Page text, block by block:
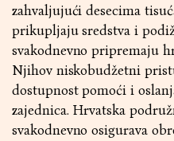
zahvaljujući desecima
prikupljaju sredstva i
svakodnevno pripremaju
Njihov niskobudžetni
dostupnost pomoći i
zajednica. Hrvatska
svakodnevno osigurava